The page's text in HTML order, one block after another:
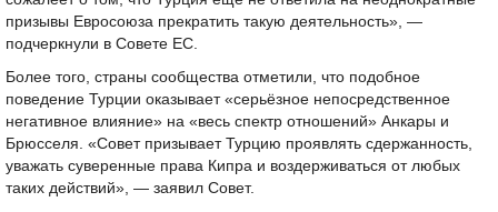
призывы Евросоюза прекратить такую деятельность», —
подчеркнули в Совете ЕС.
Более того, страны сообщества отметили, что подобное
поведение Турции оказывает «серьёзное непосредственное
негативное влияние» на «весь спектр отношений» Анкары и
Брюсселя. «Совет призывает Турцию проявлять сдержанность,
уважать суверенные права Кипра и воздерживаться от любых
таких действий», — заявил Совет.